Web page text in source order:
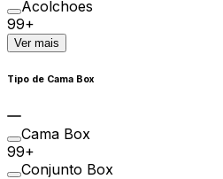
Acolchoes
99+
Ver mais
Tipo de Cama Box
Cama Box
99+
Conjunto Box